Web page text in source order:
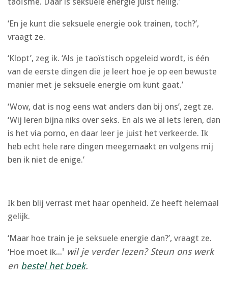
‘En je kunt die seksuele energie ook trainen, toch?’,
vraagt ze.
‘Klopt’, zeg ik. ‘Als je taoïstisch opgeleid wordt, is één
van de eerste dingen die je leert hoe je op een bewuste
manier met je seksuele energie om kunt gaat.’
‘Wow, dat is nog eens wat anders dan bij ons’, zegt ze.
‘Wij leren bijna niks over seks. En als we al iets leren, dan
is het via porno, en daar leer je juist het verkeerde. Ik
heb echt hele rare dingen meegemaakt en volgens mij
ben ik niet de enige.’
Ik ben blij verrast met haar openheid. Ze heeft helemaal
gelijk.
‘Maar hoe train je je seksuele energie dan?’, vraagt ze.
‘Hoe moet ik...' wil je verder lezen? Steun ons werk
en bestel het boek.